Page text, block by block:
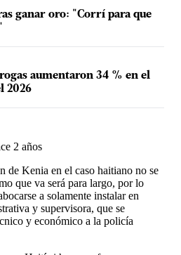
ganar oro: "Corrí para que
aumentaron 34 % en el
2026